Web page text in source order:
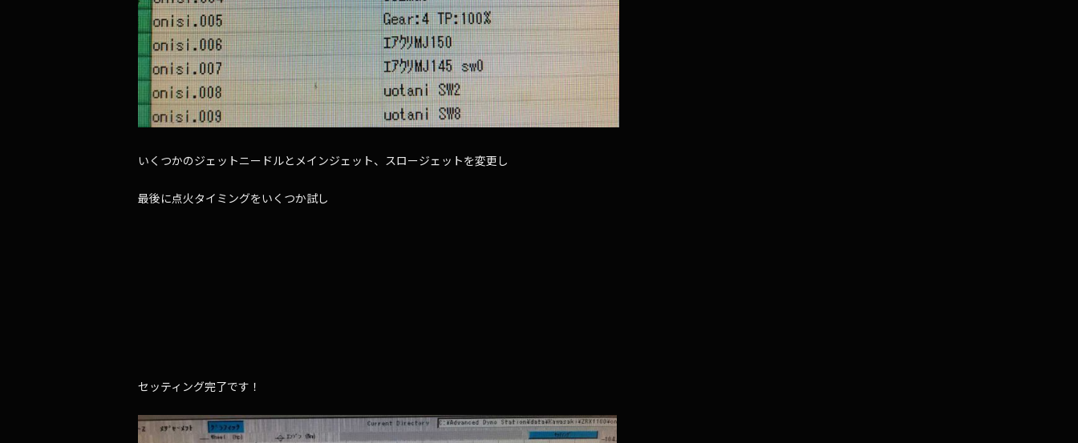
いくつかのジェットニードルとメインジェット、スロージェットを変更し
最後に点火タイミングをいくつか試し
セッティング完了です！